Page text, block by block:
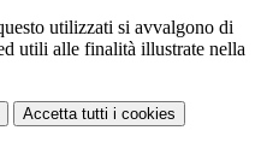
utilizzati si avvalgono di
utili alle finalità illustrate nella
Accetta tutti i cookies